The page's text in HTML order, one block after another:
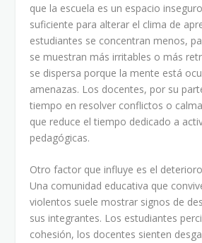
que la escuela es un espacio
suficiente para alterar el clima de
estudiantes se concentran menos,
se muestran más irritables o más
se dispersa porque la mente está
amenazas. Los docentes, por su
tiempo en resolver conflictos o
que reduce el tiempo dedicado a
pedagógicas.
Otro factor que influye es el
Una comunidad educativa que
violentos suele mostrar signos de
sus integrantes. Los estudiantes
cohesión, los docentes sienten